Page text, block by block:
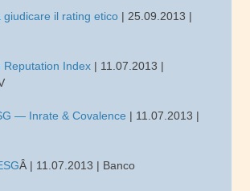
giudicare il rating etico | 25.09.2013 |
Reputation Index | 11.07.2013 |
— Inrate & Covalence | 11.07.2013 |
Â | 11.07.2013 | Banco